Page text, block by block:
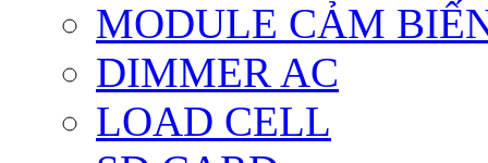
MODULE CẢM
DIMMER AC
LOAD CELL